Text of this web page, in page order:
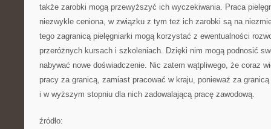
także zarobki mogą przewyższyć ich wyczekiwania. Praca
niezwykle ceniona, w związku z tym też ich zarobki są na
tego zagranicą pielęgniarki mogą korzystać z ewentualności
przeróżnych kursach i szkoleniach. Dzięki nim mogą podnosić
nabywać nowe doświadczenie. Nic zatem wątpliwego, że coraz
pracy za granicą, zamiast pracować w kraju, ponieważ za
i w wyższym stopniu dla nich zadowalającą pracę zawodową.
źródło: